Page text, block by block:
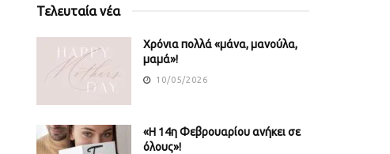
Τελευταία νέα
Χρόνια πολλά «μάνα, μανούλα,
μαμά»!
10/05/2026
«Η 14η Φεβρουαρίου ανήκει σε
όλους»!